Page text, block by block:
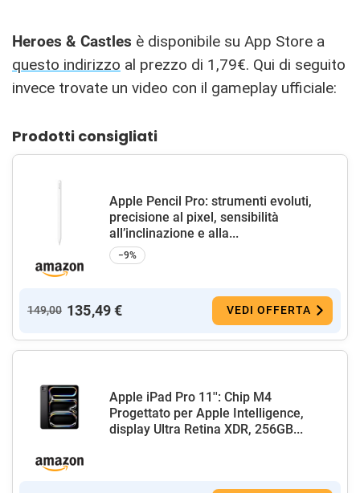
Heroes & Castles è disponibile su App Store a
questo indirizzo al prezzo di 1,79€. Qui di seguito
invece trovate un video con il gameplay ufficiale:
Prodotti consigliati
Apple Pencil Pro: strumenti evoluti,
precisione al pixel, sensibilità
all’inclinazione e alla...
−9%
149,00 135,49 € VEDI OFFERTA
Apple iPad Pro 11'': Chip M4
Progettato per Apple Intelligence,
display Ultra Retina XDR, 256GB...